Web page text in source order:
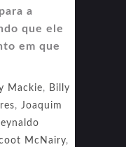
a
que ele
em que
Mackie, Billy
, Joaquim
McNairy,